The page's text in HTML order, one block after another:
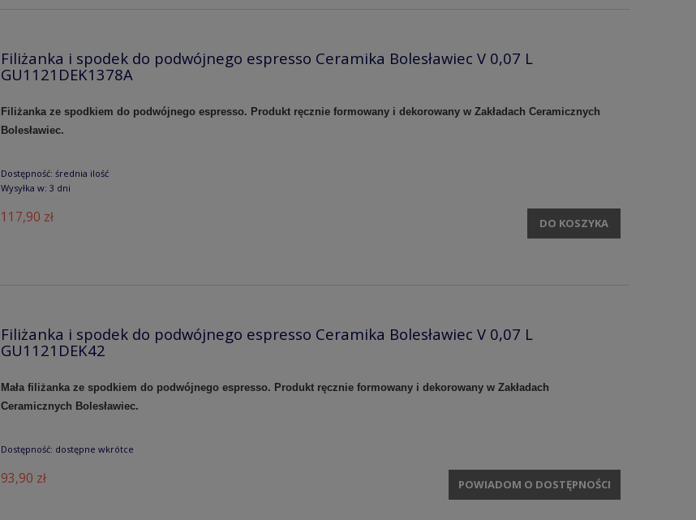
Filiżanka i spodek do podwójnego espresso Ceramika Bolesławiec V 0,07 L
GU1121DEK1378A
Filiżanka ze spodkiem do podwójnego espresso. Produkt ręcznie formowany i dekorowany w Zakładach Ceramicznych
Bolesławiec.
Dostępność: średnia ilość
Wysyłka w: 3 dni
117,90 zł DO KOSZYKA
Filiżanka i spodek do podwójnego espresso Ceramika Bolesławiec V 0,07 L
GU1121DEK42
Mała filiżanka ze spodkiem do podwójnego espresso. Produkt ręcznie formowany i dekorowany w Zakładach
Ceramicznych Bolesławiec.
Dostępność: dostępne wkrótce
93,90 zł POWIADOM O DOSTĘPNOŚCI